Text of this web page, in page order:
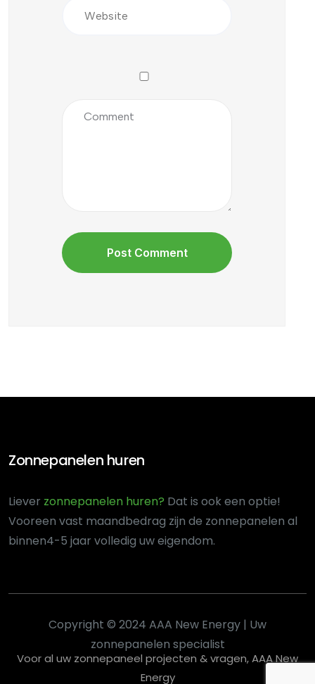
Zonnepanelen huren
Liever zonnepanelen huren? Dat is ook een optie!
Vooreen vast maandbedrag zijn de zonnepanelen al
binnen4-5 jaar volledig uw eigendom.
Copyright © 2024 AAA New Energy | Uw
zonnepanelen specialist
Voor al uw zonnepaneel projecten & vragen, AAA New
Energy